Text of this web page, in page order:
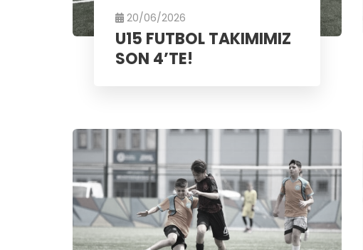
20/06/2026
U15 FUTBOL TAKIMIMIZ
SON 4’TE!